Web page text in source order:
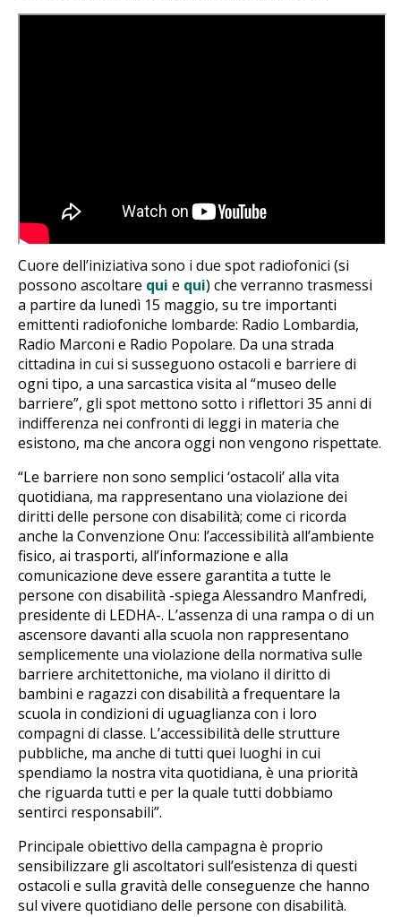
Cuore dell’iniziativa sono i due spot radiofonici (si
possono ascoltare qui e qui) che verranno trasmessi
a partire da lunedì 15 maggio, su tre importanti
emittenti radiofoniche lombarde: Radio Lombardia,
Radio Marconi e Radio Popolare. Da una strada
cittadina in cui si susseguono ostacoli e barriere di
ogni tipo, a una sarcastica visita al “museo delle
barriere”, gli spot mettono sotto i riflettori 35 anni di
indifferenza nei confronti di leggi in materia che
esistono, ma che ancora oggi non vengono rispettate.
“Le barriere non sono semplici ‘ostacoli’ alla vita
quotidiana, ma rappresentano una violazione dei
diritti delle persone con disabilità; come ci ricorda
anche la Convenzione Onu: l’accessibilità all’ambiente
fisico, ai trasporti, all’informazione e alla
comunicazione deve essere garantita a tutte le
persone con disabilità -spiega Alessandro Manfredi,
presidente di LEDHA-. L’assenza di una rampa o di un
ascensore davanti alla scuola non rappresentano
semplicemente una violazione della normativa sulle
barriere architettoniche, ma violano il diritto di
bambini e ragazzi con disabilità a frequentare la
scuola in condizioni di uguaglianza con i loro
compagni di classe. L’accessibilità delle strutture
pubbliche, ma anche di tutti quei luoghi in cui
spendiamo la nostra vita quotidiana, è una priorità
che riguarda tutti e per la quale tutti dobbiamo
sentirci responsabili”.
Principale obiettivo della campagna è proprio
sensibilizzare gli ascoltatori sull’esistenza di questi
ostacoli e sulla gravità delle conseguenze che hanno
sul vivere quotidiano delle persone con disabilità.